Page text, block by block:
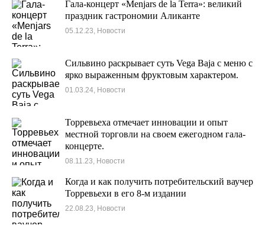
Гала-концерт «Menjars de la Terra»: великий
праздник гастрономии Аликанте
05.12.23, Новости
Сильвино раскрывает суть Vega Baja с меню с
ярко выраженным фруктовым характером.
01.03.24, Новости
Торревьеха отмечает инновации и опыт
местной торговли на своем ежегодном гала-
концерте.
08.11.23, Новости
Когда и как получить потребительский ваучер
Торревьехи в его 8-м издании
22.08.23, Новости